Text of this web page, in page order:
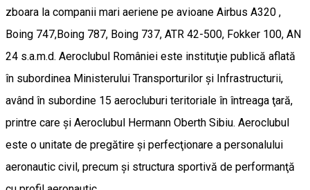
zboara la companii mari aeriene pe avioane Airbus A320 ,
Boing 747,Boing 787, Boing 737, ATR 42-500, Fokker 100, AN
24 s.a.m.d. Aeroclubul României este instituţie publică aflată
în subordinea Ministerului Transporturilor şi Infrastructurii,
având în subordine 15 aerocluburi teritoriale în întreaga ţară,
printre care şi Aeroclubul Hermann Oberth Sibiu. Aeroclubul
este o unitate de pregătire şi perfecţionare a personalului
aeronautic civil, precum şi structura sportivă de performanţă